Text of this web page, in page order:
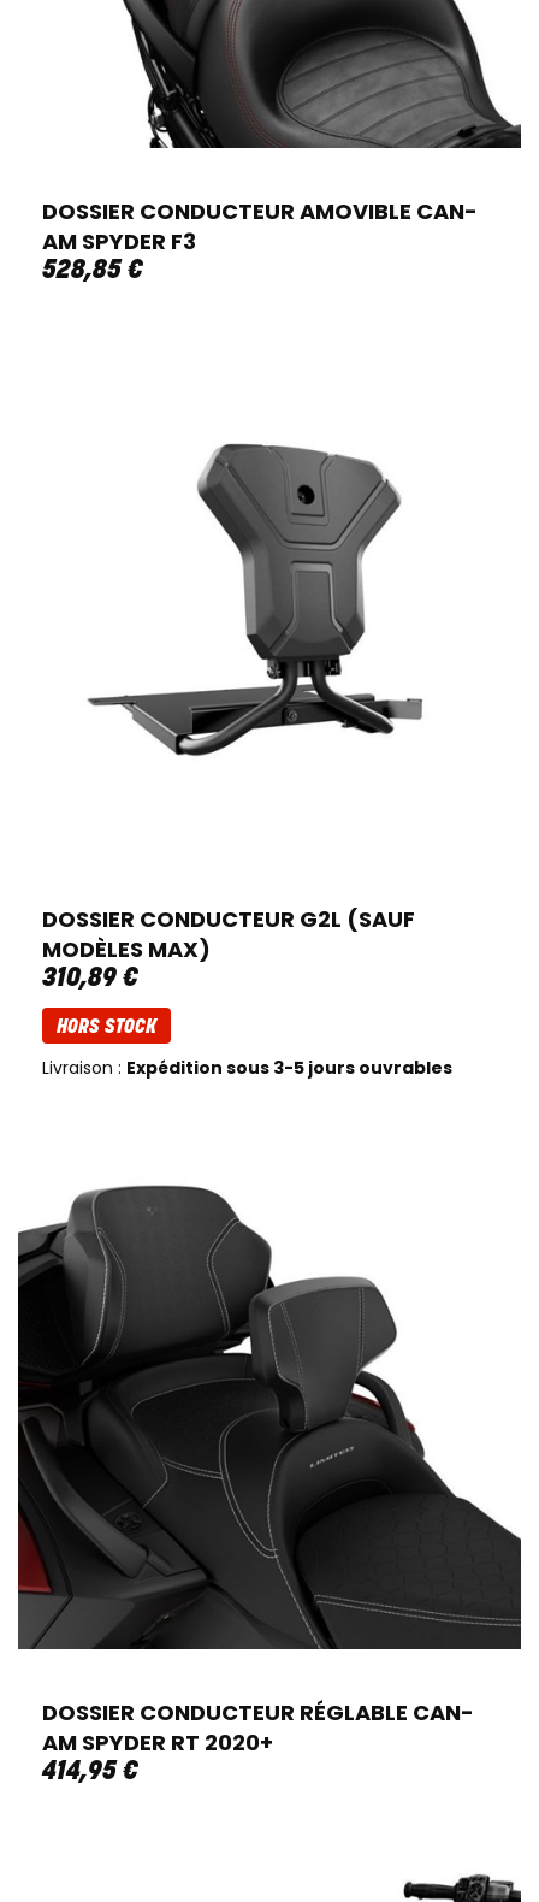
DOSSIER CONDUCTEUR AMOVIBLE CAN-
AM SPYDER F3
528,85 €
DOSSIER CONDUCTEUR G2L (SAUF
MODÈLES MAX)
310,89 €
HORS STOCK
Livraison : Expédition sous 3-5 jours ouvrables
DOSSIER CONDUCTEUR RÉGLABLE CAN-
AM SPYDER RT 2020+
414,95 €